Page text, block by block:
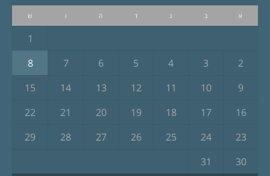
א ב ג ד ה ו ש
1
2
3
4
5
6
7
8
9
10
11
12
13
14
15
16
17
18
19
20
21
22
23
24
25
26
27
28
29
30
31